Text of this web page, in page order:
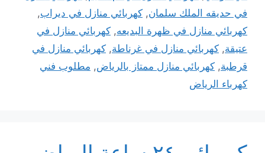
في حديقه الملك سلمان, كهربائي منازل في ديراب,
كهربائي منازل في ظهرة البديعه, كهربائي منازل في
عتيقة, كهربائي منازل في غرناطة, كهربائي منازل في
قرطبة, كهربائي منازل ممتاز بالرياض, مطلوب فني
كهرباء الرياض